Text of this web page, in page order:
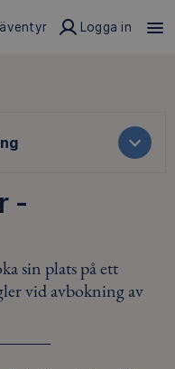
Logga in
-
sin plats på ett
vid avbokning av